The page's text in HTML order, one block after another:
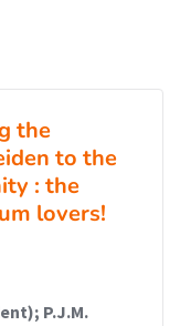
the
to the
: the
lovers!
P.J.M.